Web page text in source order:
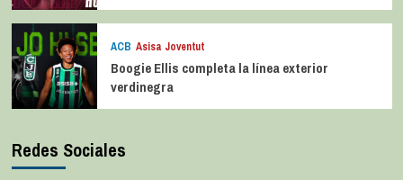
ACB Asisa Joventut
Boogie Ellis completa la línea exterior
verdinegra
Redes Sociales